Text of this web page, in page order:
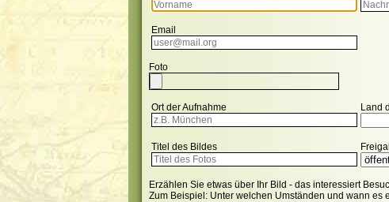
Email
Foto
Ort der Aufnahme Land
Titel des Bildes
Erzählen Sie etwas über Ihr Bild - das interessiert
Zum Beispiel: Unter welchen Umständen und wann es